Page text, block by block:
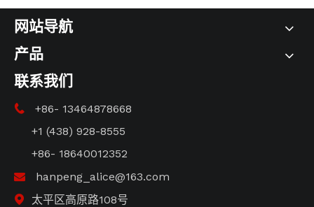
网站导航
产品
联系我们

+86- 13464878668
+1 (438) 928-8555
+86- 18640012352
 hanpeng_alice@163.com

太平区高原路108号